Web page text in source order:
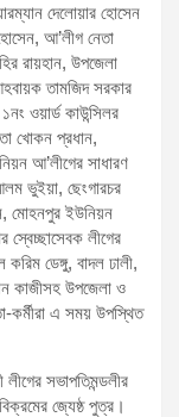
দেলোয়ার হোসেন
আ’লীগ নেতা
রায়হান, উপজেলা
তামজিদ সরকার
ওয়ার্ড কাউন্সিলর
খোকন প্রধান,
আ’লীগের সাধারণ
ভুইয়া, ছেংগারচর
মোহনপুর ইউনিয়ন
স্বেচ্ছাসেবক লীগের
ডেঙ্গু, বাদল ঢালী,
কাজীসহ উপজেলা ও
কর্মীরা এ সময় উপস্থিত
সভাপতিমন্ডলীর
জ্যেষ্ঠ পুত্র।